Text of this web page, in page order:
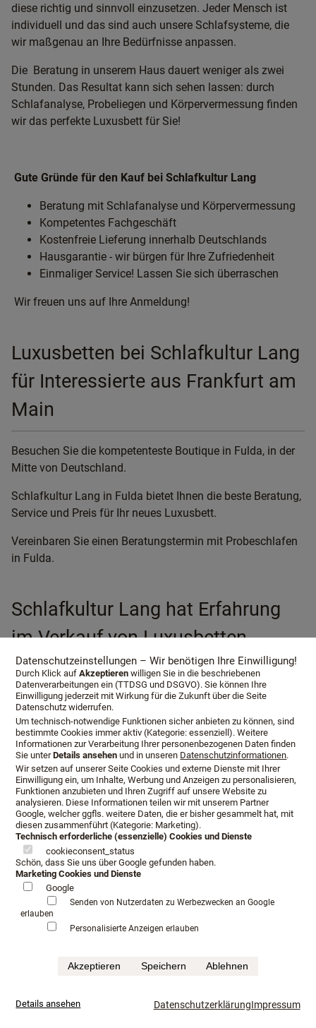
diese richtig und sinnvoll einzusetzen. Jeder Mensch ist
individuell und das sind auch unsere Schlafsysteme, die
wir maßgenau an Ihre Bedürfnisse anpassen.
Die Beratung in unserem Haus dauert weniger als zwei
Stunden. Das Resultat kann sich sehen lassen: durch
Schlafanalyse, Probeliegen und Körpervermessung finden
wir das perfekte Luxusbett für Sie!
Gute Gründe für den Kauf bei Schlafkultur Lang
Beratung mit Schlafanalyse und Körpervermessung
Kompetentes Fachgeschäft
Kostenfreie Lieferung innerhalb Deutschlands
Hausgarantie - wir bürgen für Ihre Zufriedenheit
Einmaliger Service! Lassen Sie sich überraschen
Wir freuen uns auf Ihre Anmeldung!
Luxusbetten bei Schlafkultur Lang
für Interessierte aus Frankfurt am
Main
Besuchen Sie die kompetenteste Boutique in Fulda, in der
Mitte von Deutschland.
Schlafkultur Lang in Fulda bietet Ihnen die beste Beratung,
Service und Preis für Ihr neues Luxusbett.
Vereinbaren Sie einen Beratungstermin mit Probeschlafen
in Fulda.
Schlafkultur Lang hat Erfahrung
im Verkauf von Luxusbetten
Schlafkultur
Lang berät Sie
auf die
entsprechenden Luxusbetten und stellt das passende
System für Sie zusammen. Nur ein Fachhändler mit
Erfahrung weiß, worauf es bei der Einzelabstimmung
ankommt. Nach einer Bedarfsanalyse und dem
Probeliegen wird das Design Ihres Luxusbettes bestimmt.
Unsere Manufakturen stehen seit über 100 Jahren für
höchste Qualität rund um genussvolles Schlafen,
Schlafzimmers ganz neue Dimensionen erhält.
maßgeschneiderten Luxus und setzen dabei auf edle
Datenschutzeinstellungen – Wir benötigen Ihre Einwilligung!
Durch Klick aufAkzeptieren willigen Sie in die beschriebenen
Datenverarbeitungen ein (TTDSG und DSGVO). Sie können Ihre
Einwilligung jederzeit mit Wirkung für die Zukunft über die Seite
Datenschutz widerrufen.
Um technisch-notwendige Funktionen sicher anbieten zu können, sind
bestimmte Cookies immer aktiv (Kategorie: essenziell). Weitere
Informationen zur Verarbeitung Ihrer personenbezogenen Daten finden
Sie unterDetails ansehen und in unseren Datenschutzinformationen.
Wir setzen auf unserer Seite Cookies und externe Dienste mit Ihrer
Einwilligung ein, um Inhalte, Werbung und Anzeigen zu personalisieren,
Funktionen anzubieten und Ihren Zugriff auf unsere Website zu
analysieren. Diese Informationen teilen wir mit unserem Partner
Google, welcher ggfls. weitere Daten, die er bisher gesammelt hat, mit
diesen zusammenführt (Kategorie: Marketing).
Technisch erforderliche (essenzielle) Cookies und Dienste
cookieconsent_status
Schön, dass Sie uns über Google gefunden haben.
Marketing Cookies und Dienste
Google
Senden von Nutzerdaten zu Werbezwecken an Google
erlauben
Personalisierte Anzeigen erlauben
Akzeptieren Speichern Ablehnen
Details ansehen DatenschutzerklärungImpressum